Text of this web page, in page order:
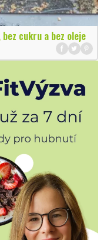
cukru a bez oleje